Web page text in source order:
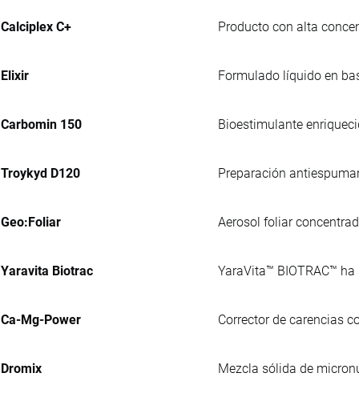
Calciplex C+ Producto con alta
Elixir Formulado líquido en
Carbomin 150 Bioestimulante
Troykyd D120 Preparación
Geo:Foliar Aerosol foliar
Yaravita Biotrac YaraVita™ BIOTRAC™
Ca-Mg-Power Corrector de carencias
Dromix Mezcla sólida de